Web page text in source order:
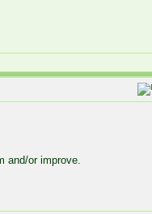
and/or improve.